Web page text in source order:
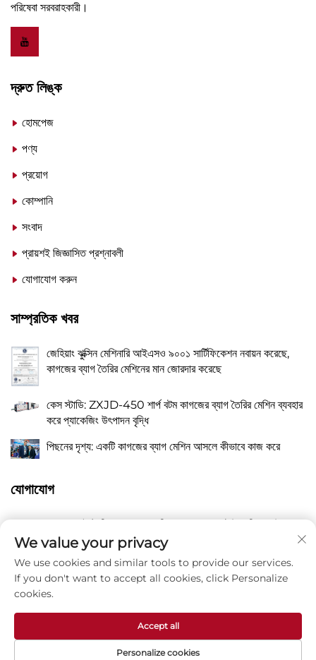
পরিষেবা সরবরাহকারী।
দ্রুত লিঙ্ক
হোমপেজ
পণ্য
প্রয়োগ
কোম্পানি
সংবাদ
প্রায়শই জিজ্ঞাসিত প্রশ্নাবলী
যোগাযোগ করুন
সাম্প্রতিক খবর
জেহিয়াং ঝুক্সিন মেশিনারি আইএসও ৯০০১ সার্টিফিকেশন নবায়ন করেছে,
কাগজের ব্যাগ তৈরির মেশিনের মান জোরদার করেছে
কেস স্টাডি: ZXJD-450 শার্প বটম কাগজের ব্যাগ তৈরির মেশিন ব্যবহার
করে প্যাকেজিং উৎপাদন বৃদ্ধি
পিছনের দৃশ্য: একটি কাগজের ব্যাগ মেশিন আসলে কীভাবে কাজ করে
যোগাযোগ
সিটি, জেজিয়াং প্রচীন চীন 325409
P 8615988795434
কপিরাইট © Zhejiang Zhuxin Machinery Co., Ltd -
We value your privacy
We use cookies and similar tools to provide our services.
If you don't want to accept all cookies, click Personalize
cookies.
Personalize cookies
Accept all